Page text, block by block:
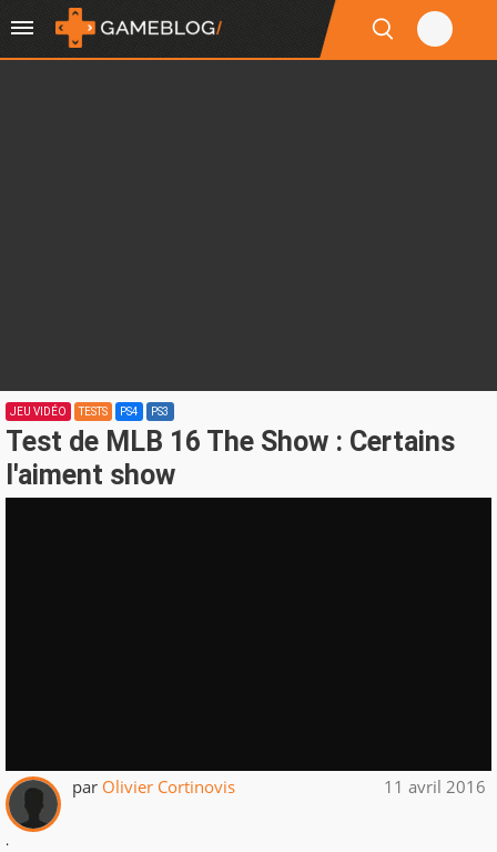
JEU VIDÉO TESTS PS4 PS3
Test de MLB 16 The Show : Certains
l'aiment show
par Olivier Cortinovis 11 avril 2016
.